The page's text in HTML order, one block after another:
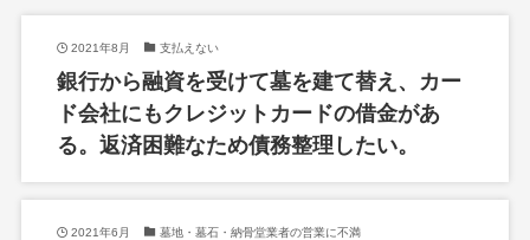
2021年8月 支払えない
銀行から融資を受けて墓を建て替え、カー
ド会社にもクレジットカードの借金があ
る。返済困難なため債務整理したい。
2021年6月 墓地・墓石・納骨堂業者の営業に不満